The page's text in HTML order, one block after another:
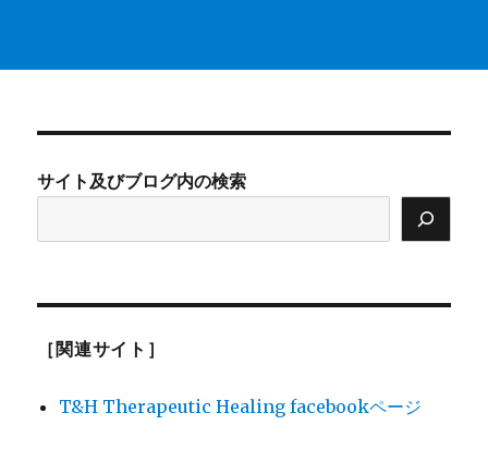
サイト及びブログ内の検索
［関連サイト］
T&H Therapeutic Healing facebookページ